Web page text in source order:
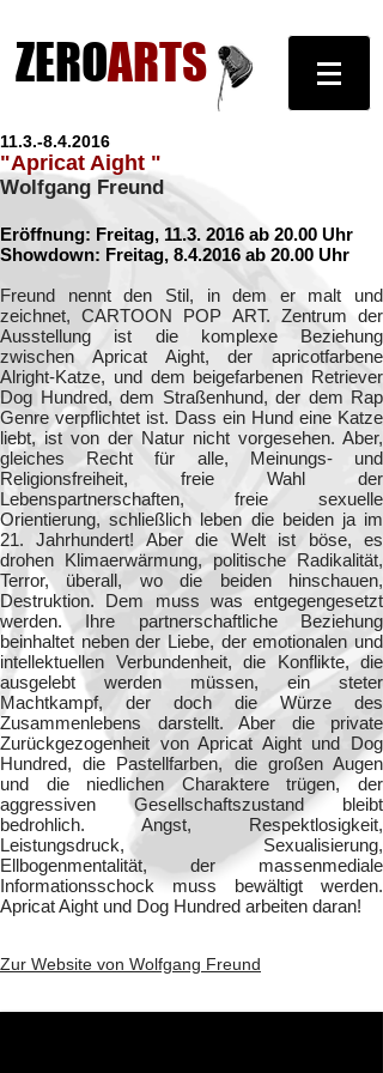
ZEROARTS
11.3.-8.4.2016
"Apricat Aight "
Wolfgang Freund
Eröffnung: Freitag, 11.3. 2016 ab 20.00 Uhr
Showdown: Freitag, 8.4.2016 ab 20.00 Uhr
Freund nennt den Stil, in dem er malt und
zeichnet, CARTOON POP ART. Zentrum der
Ausstellung ist die komplexe Beziehung
zwischen Apricat Aight, der apricotfarbene
Alright-Katze, und dem beigefarbenen Retriever
Dog Hundred, dem Straßenhund, der dem Rap
Genre verpflichtet ist. Dass ein Hund eine Katze
liebt, ist von der Natur nicht vorgesehen. Aber,
gleiches Recht für alle, Meinungs- und
Religionsfreiheit, freie Wahl der
Lebenspartnerschaften, freie sexuelle
Orientierung, schließlich leben die beiden ja im
21. Jahrhundert! Aber die Welt ist böse, es
drohen Klimaerwärmung, politische Radikalität,
Terror, überall, wo die beiden hinschauen,
Destruktion. Dem muss was entgegengesetzt
werden. Ihre partnerschaftliche Beziehung
beinhaltet neben der Liebe, der emotionalen und
intellektuellen Verbundenheit, die Konflikte, die
ausgelebt werden müssen, ein steter
Machtkampf, der doch die Würze des
Zusammenlebens darstellt. Aber die private
Zurückgezogenheit von Apricat Aight und Dog
Hundred, die Pastellfarben, die großen Augen
und die niedlichen Charaktere trügen, der
aggressiven Gesellschaftszustand bleibt
bedrohlich. Angst, Respektlosigkeit,
Leistungsdruck, Sexualisierung,
Ellbogenmentalität, der massenmediale
Informationsschock muss bewältigt werden.
Apricat Aight und Dog Hundred arbeiten daran!
Zur Website von Wolfgang Freund